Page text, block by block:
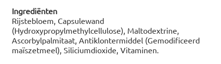
Ingrediënten
Rijstebloem, Capsulewand
(Hydroxypropylmethylcellulose), Maltodextrine,
Ascorbylpalmitaat, Antiklontermiddel (Gemodificeerd
maïszetmeel), Siliciumdioxide, Vitaminen.